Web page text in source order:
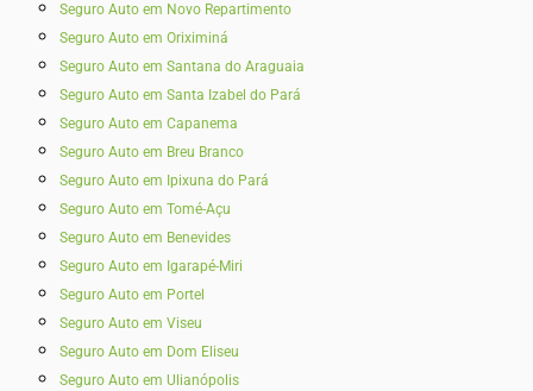
Seguro Auto em Novo Repartimento
Seguro Auto em Oriximiná
Seguro Auto em Santana do Araguaia
Seguro Auto em Santa Izabel do Pará
Seguro Auto em Capanema
Seguro Auto em Breu Branco
Seguro Auto em Ipixuna do Pará
Seguro Auto em Tomé-Açu
Seguro Auto em Benevides
Seguro Auto em Igarapé-Miri
Seguro Auto em Portel
Seguro Auto em Viseu
Seguro Auto em Dom Eliseu
Seguro Auto em Ulianópolis